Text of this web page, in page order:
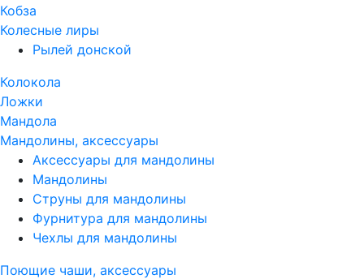
Кобза
Колесные лиры
Рылей донской
Колокола
Ложки
Мандола
Мандолины, аксессуары
Аксессуары для мандолины
Мандолины
Струны для мандолины
Фурнитура для мандолины
Чехлы для мандолины
Поющие чаши, аксессуары